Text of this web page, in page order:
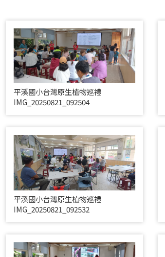
平溪國小台灣原生植物巡禮
IMG_20250821_092504
平溪國小台灣原生植物巡禮
IMG_20250821_092532